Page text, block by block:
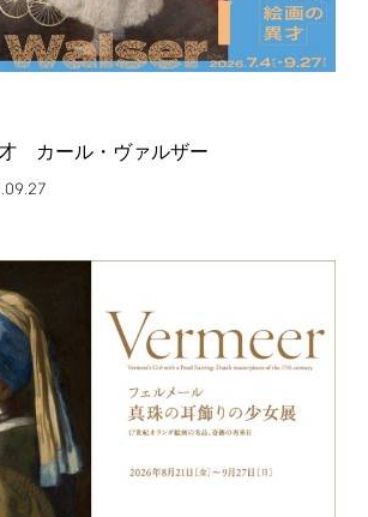
カール・ヴァルザー